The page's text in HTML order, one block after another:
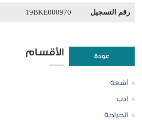
رقم التسجيل 19BKE000970
عودة الأقسام
أشعة
ادب
الجراحة